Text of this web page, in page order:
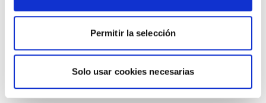
Permitir la selección
Solo usar cookies necesarias